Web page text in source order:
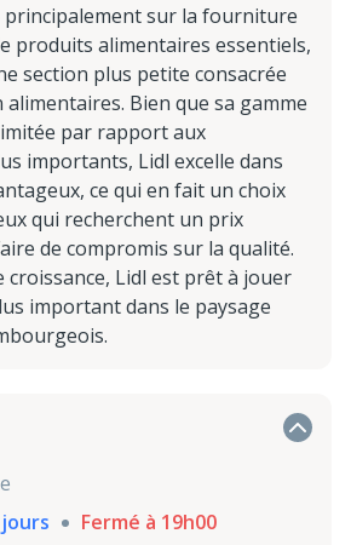
principalement sur la fourniture
produits alimentaires essentiels,
section plus petite consacrée
Bien que sa gamme
par rapport aux
importants, Lidl excelle dans
ce qui en fait un choix
qui recherchent un prix
de compromis sur la qualité.
croissance, Lidl est prêt à jouer
important dans le paysage
Fermé à 19h00